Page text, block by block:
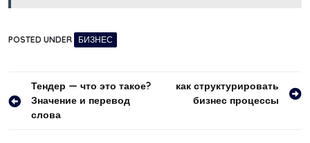
POSTED UNDER БИЗНЕС
Навигация
по
Тендер — что это такое?
Значение и перевод
слова
как структурировать
бизнес процессы